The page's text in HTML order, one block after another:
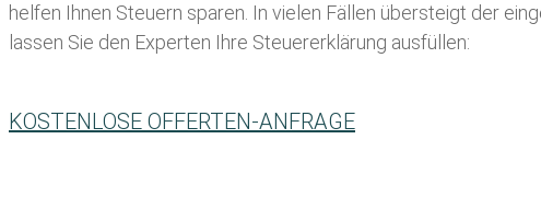
helfen Ihnen Steuern sparen. In vielen Fällen übersteigt der
lassen Sie den Experten Ihre Steuererklärung ausfüllen:
KOSTENLOSE OFFERTEN-ANFRAGE